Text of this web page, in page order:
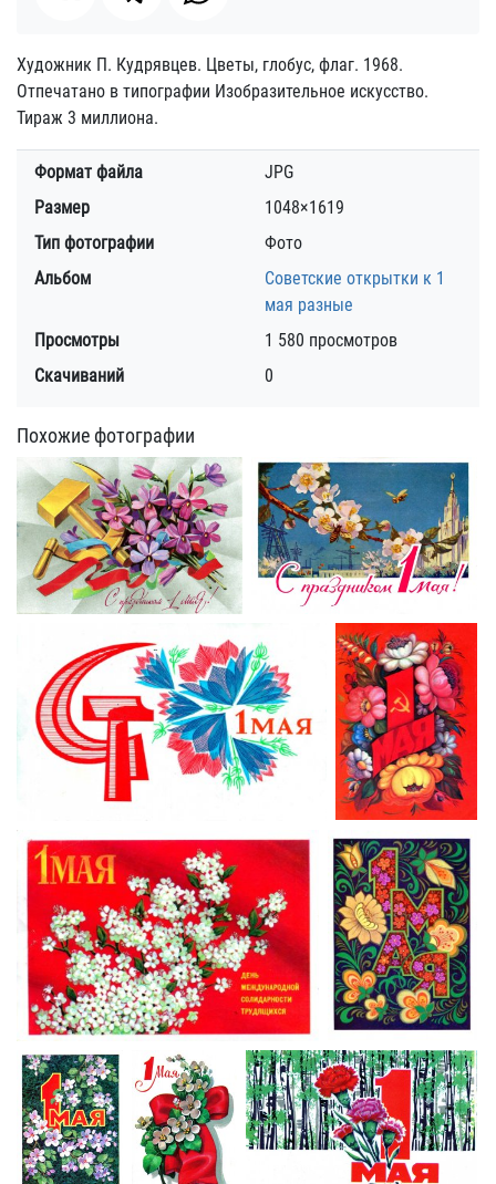
Художник П. Кудрявцев. Цветы, глобус, флаг. 1968.
Отпечатано в типографии Изобразительное искусство.
Тираж 3 миллиона.
Формат файла
JPG
Размер
1048×1619
Тип фотографии
Фото
Альбом
Советские открытки к 1
мая разные
Просмотры
1 580 просмотров
Скачиваний
0
Похожие фотографии